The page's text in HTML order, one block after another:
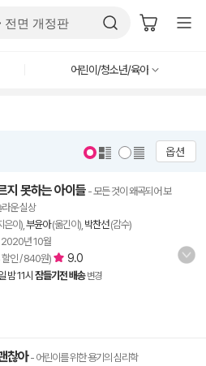
어린이/청소년/육아
옵션
지 못하는 아이들 - 모든 것이 왜곡되어 보
운 실상
은이), 부윤아(옮긴이), 박찬선(감수)
2020년 10월
할인 / 840원) 9.0
밤 11시 잠들기전 배송 변경
찮아- 어린이를 위한 용기의 심리학